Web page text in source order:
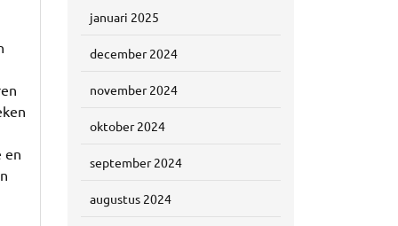
en
januari 2025
december 2024
november 2024
oktober 2024
september 2024
augustus 2024